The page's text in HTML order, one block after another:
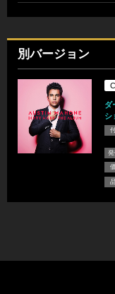
別バージョン
ダ
シ
発